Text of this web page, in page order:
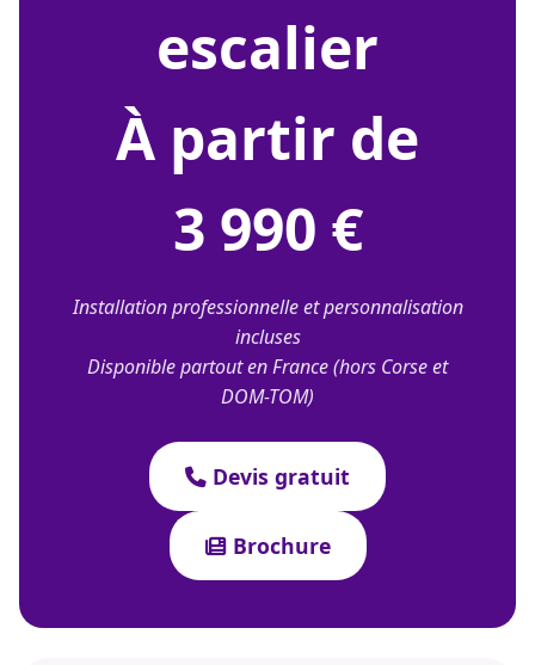
escalier
À partir de
3 990 €
Installation professionnelle et personnalisation
incluses
Disponible partout en France (hors Corse et
DOM-TOM)
Devis gratuit
Brochure